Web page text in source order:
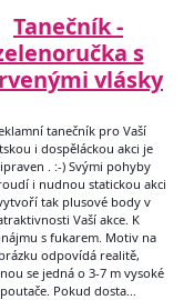
Tanečník -
s
vlásky
tanečník pro Vaší
i dospěláckou akci je
. :-) Svými pohyby
i nudnou statickou akci
tak plusové body v
Vaší akce. K
s fukarem. Motiv na
odpovídá realitě,
se jedná o 3-7 m vysoké
poutače. Pokud dosta…